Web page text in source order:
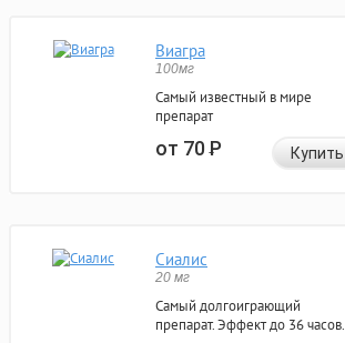
Виагра
100мг
Самый известный в мире
препарат
от 70Р Купить
Сиалис
20 мг
Самый долгоиграющий
препарат. Эффект до 36 часов.